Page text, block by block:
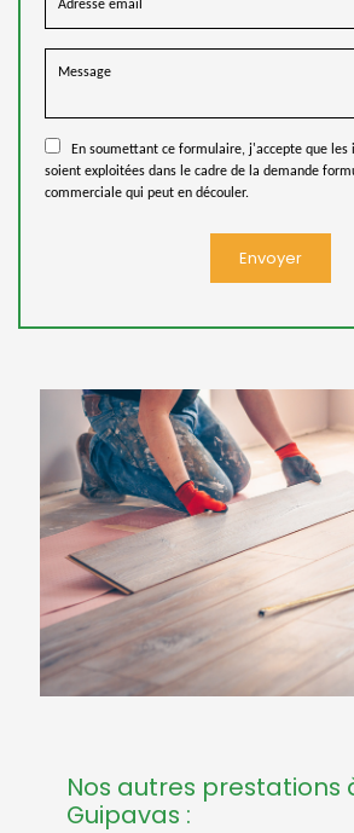
En soumettant ce formulaire, j'accepte que les
soient exploitées dans le cadre de la demande
commerciale qui peut en découler.
Nos autres prestations
Guipavas :